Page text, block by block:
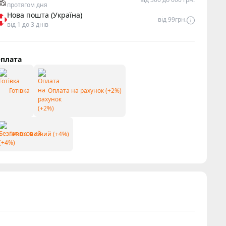
протягом дня
Нова пошта (Україна)
від 1 до 3 днів
від 99грн.
Готівка Оплата на рахунок (+2%)
Безготівковий (+4%)